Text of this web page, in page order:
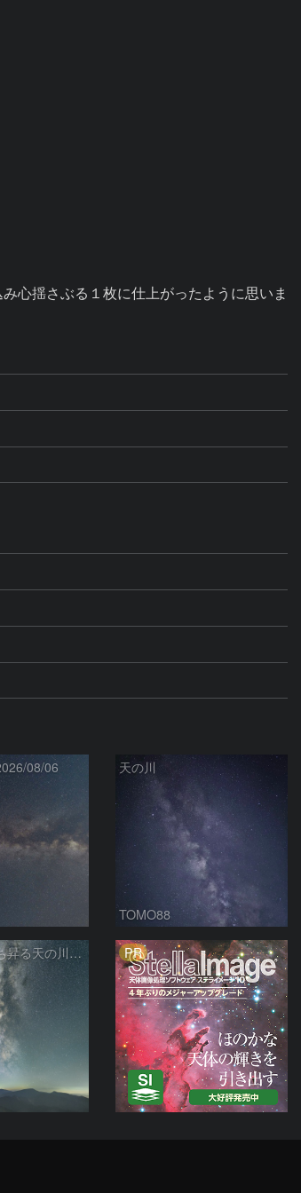
心揺さぶる１枚に仕上がったように思いま
08/06 天の川
TOMO88
渋峠で見た立ち昇る天の川銀河 PR